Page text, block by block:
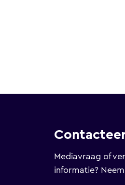
Mediavraag of
informatie?